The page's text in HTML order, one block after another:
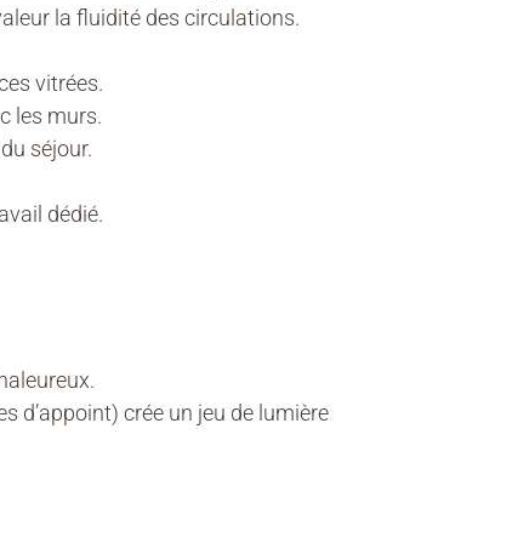
la fluidité des circulations.
vitrées.
les murs.
séjour.
dédié.
d’appoint) crée un jeu de lumière